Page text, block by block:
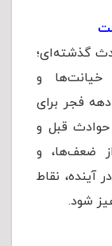
گذشته‌ای؛
خیانت‌ها و
فجر برای
حوادث قبل و
ضعف‌ها، و
نقاط
شود.